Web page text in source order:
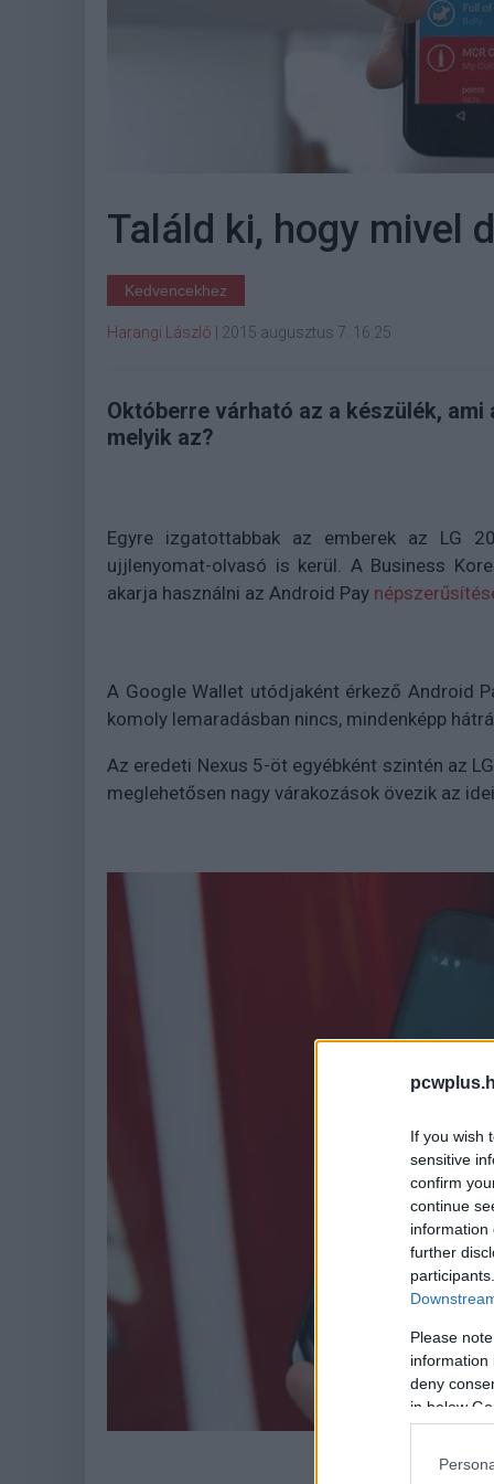
If you wish
sensitive
confirm
continue
information
further
Please
information
deny
in below
Találd ki, hogy mivel
Kedvencekhez
Harangi László 2015 augusztus 7. 16:25
Októberre várható az a készülék,
melyik az?
Egyre izgatottabbak az emberek az LG
ujjlenyomat-olvasó is kerül. A Business
akarja használni az Android Pay
A Google Wallet utódjaként érkező Android
komoly lemaradásban nincs, mindenképp
Az eredeti Nexus 5-öt egyébként szintén az
meglehetősen nagy várakozások övezik az